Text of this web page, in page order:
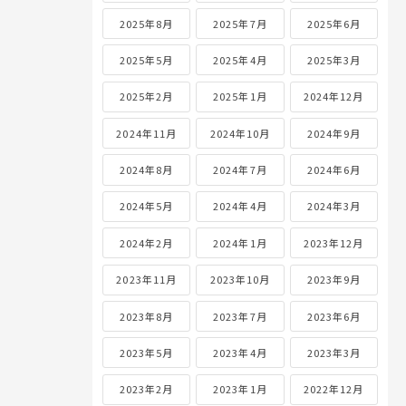
2025年8月 2025年7月 2025年6月
2025年5月 2025年4月 2025年3月
2025年2月 2025年1月 2024年12月
2024年11月 2024年10月 2024年9月
2024年8月 2024年7月 2024年6月
2024年5月 2024年4月 2024年3月
2024年2月 2024年1月 2023年12月
2023年11月 2023年10月 2023年9月
2023年8月 2023年7月 2023年6月
2023年5月 2023年4月 2023年3月
2023年2月 2023年1月 2022年12月